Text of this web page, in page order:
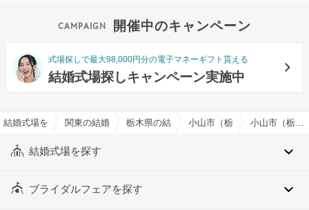
開催中のキャンペーン
式場探しで最大98,000円分の電子マネーギフト貰える
結婚式場探しキャンペーン実施中
結婚式場を探すならハナユメ
関東の結婚式場栃木県の結婚式場小山市（栃木県）の結婚式場
結婚式場を探す
ブライダルフェアを探す